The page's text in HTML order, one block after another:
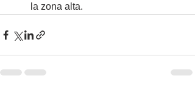
la zona alta.